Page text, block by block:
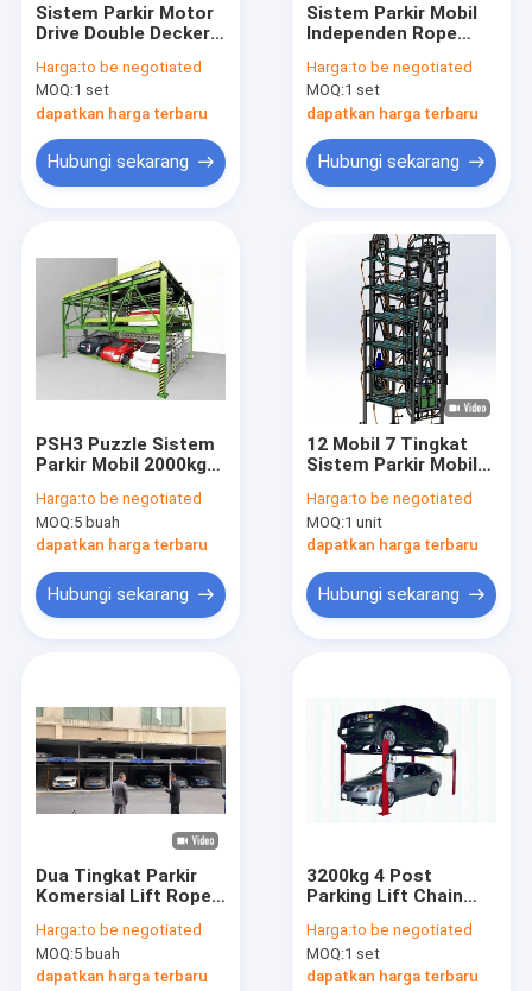
Rumah
Produk
Tur Pabrik
Kontrol kualitas
Sistem Parkir Mobil Teka-teki
Sistem Parkir Mobil yang Ditinggikan
Sistem Parkir Mobil Hidrolik
Sistem Parkir Double Decker
Sistem Parkir Motor
Drive Double Decker
Pribadi ISO9001
Harga:to be negotiated
MOQ:1 set
dapatkan harga terbaru
Hubungi sekarang
Sistem Parkir Mobil
Independen Rope
Post Garage Lift
Harga:to be negotiated
MOQ:1 set
dapatkan harga terbaru
Hubungi sekarang
PSH3 Puzzle Sistem
Parkir Mobil 2000kg
Stacker
Harga:to be negotiated
MOQ:5 buah
dapatkan harga terbaru
Hubungi sekarang
12 Mobil 7 Tingkat
Sistem Parkir Mobil
Parkir Kendaraan
Otomatis
Harga:to be negotiated
MOQ:1 unit
dapatkan harga terbaru
Hubungi sekarang
Dua Tingkat Parkir
Komersial Lift Rope
Parkir Mobil
Harga:to be negotiated
MOQ:5 buah
dapatkan harga terbaru
3200kg 4 Post
Parking Lift Chain
Stacker
Harga:to be negotiated
MOQ:1 set
dapatkan harga terbaru